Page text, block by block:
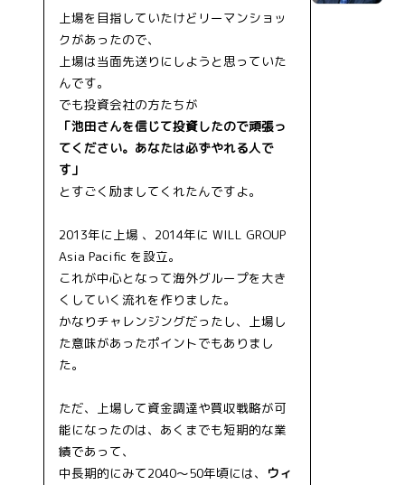
上場を目指していたけどリーマンショッ
クがあったので、
上場は当面先送りにしようと思っていた
んです。
でも投資会社の方たちが
「池田さんを信じて投資したので頑張っ
てください。あなたは必ずやれる人で
す」
とすごく励ましてくれたんですよ。
2013年に上場 、2014年に WILL GROUP
Asia Pacific を設立。
これが中心となって海外グループを大き
くしていく流れを作りました。
かなりチャレンジングだったし、上場し
た意味があったポイントでもありまし
た。
ただ、上場して資金調達や買収戦略が可
能になったのは、あくまでも短期的な業
績であって、
中長期的にみて2040～50年頃には、
ウィ